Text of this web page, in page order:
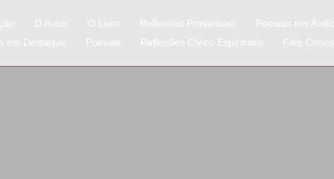
O Autor O Livro Reflexões Proverbiais
Poesias em
em Destaque Poesias Reflexões Cívico Espirituais Fale